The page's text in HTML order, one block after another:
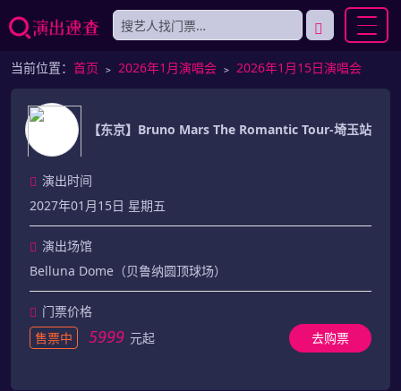
当前位置： 首页 ﹥ 2026年1月演唱会 ﹥ 2026年1月15日演唱会
【东京】Bruno Mars The Romantic Tour-埼玉站
演出时间
2027年01月15日 星期五
演出场馆
Belluna Dome（贝鲁纳圆顶球场）
门票价格
售票中
5999 元起 去购票